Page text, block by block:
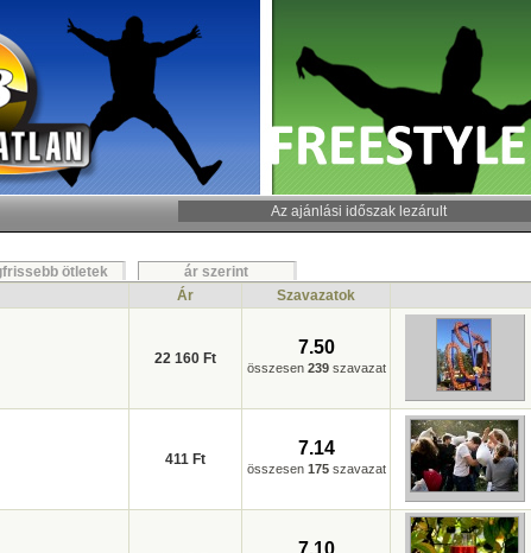
Az ajánlási időszak lezárult
ötletek
ár szerint
Ár Szavazatok
22 160 Ft
7.50
összesen 239szavazat
411 Ft
7.14
összesen 175szavazat
7.10